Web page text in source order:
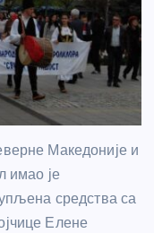
Македоније и
имао је
средства са
Елене